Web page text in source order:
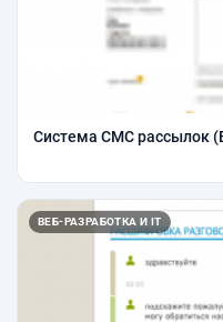
Система СМС рассылок
ВЕБ-РАЗРАБОТКА И IT